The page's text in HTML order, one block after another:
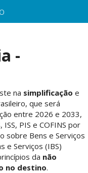
-
na simplificação e
que será
entre 2026 e 2033,
PIS e COFINS por
sobre Bens e Serviços
e Serviços (IBS)
da não
no destino.